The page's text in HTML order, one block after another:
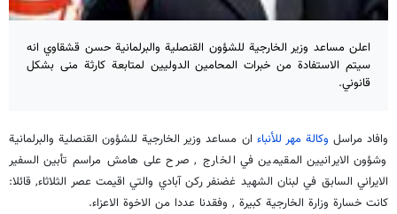
اعلن مساعد وزير الخارجية للشؤون القنصلية والبرلمانية حسن قشقاوي انه
سيتم الاستفادة من خبرات المحامين الدوليين لمتابعة كارثة منى بشكل
قانوني.
وافاد مراسل وكالة مهر للأنباء ان مساعد وزير الخارجية للشؤون القنصلية والبرلمانية
وشؤون الايرانيين المقيمين في الخارج , صرح على هامش مراسم تأبين السفير
الايراني السابق في لبنان الشهيد غضنفر ركن آبادي والتي اقيمت عصر الثلاثاء, قائلا:
كانت خسارة وزارة الخارجية كبيرة , وفقدنا عددا من الاخوة الاعزاء.